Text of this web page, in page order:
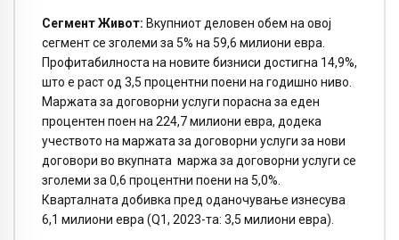
Сегмент Живот: Вкупниот деловен обем на овој
сегмент се зголеми за 5% на 59,6 милиони евра.
Профитабилноста на новите бизниси достигна 14,9%,
што е раст од 3,5 процентни поени на годишно ниво.
Маржата за договорни услуги порасна за еден
процентен поен на 224,7 милиони евра, додека
учеството на маржата за договорни услуги за нови
договори во вкупната маржа за договорни услуги се
зголеми за 0,6 процентни поени на 5,0%.
Кварталната добивка пред оданочување изнесува
6,1 милиони евра (Q1, 2023-та: 3,5 милиони евра).